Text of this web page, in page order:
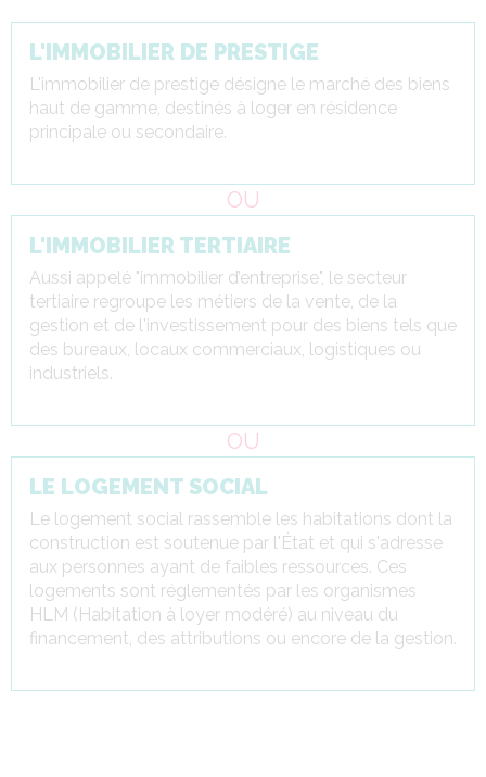
L'IMMOBILIER DE PRESTIGE
L'immobilier de prestige désigne le marché des biens
haut de gamme, destinés à loger en résidence
principale ou secondaire.
OU
L'IMMOBILIER TERTIAIRE
Aussi appelé "immobilier d’entreprise", le secteur
tertiaire regroupe les métiers de la vente, de la
gestion et de l'investissement pour des biens tels que
des bureaux, locaux commerciaux, logistiques ou
industriels.
OU
LE LOGEMENT SOCIAL
Le logement social rassemble les habitations dont la
construction est soutenue par l'État et qui s'adresse
aux personnes ayant de faibles ressources. Ces
logements sont réglementés par les organismes
HLM (Habitation à loyer modéré) au niveau du
financement, des attributions ou encore de la gestion.